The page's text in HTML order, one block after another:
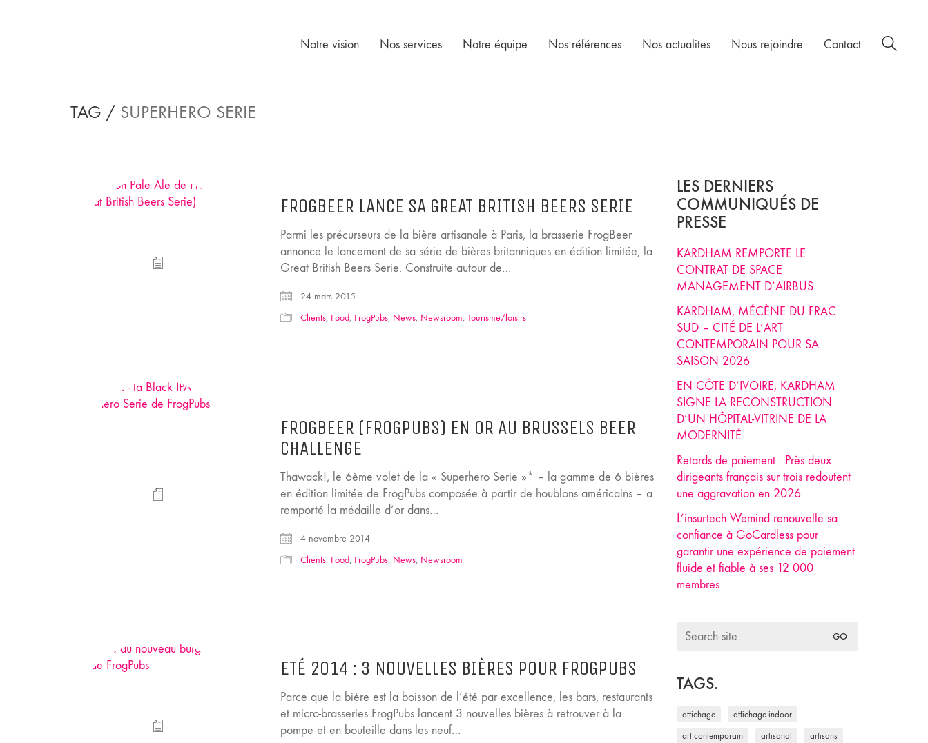
Notre vision Nos services Notre équipe Nos références Nos actualites Nous rejoindre Contact
TAG / SUPERHERO SERIE
FROGBEER LANCE SA GREAT BRITISH BEERS SERIE
Parmi les précurseurs de la bière artisanale à Paris, la brasserie FrogBeer
annonce le lancement de sa série de bières britanniques en édition limitée, la
Great British Beers Serie. Construite autour de…
24 mars 2015
Clients, Food, FrogPubs, News, Newsroom,Tourisme/loisirs
FROGBEER (FROGPUBS) EN OR AU BRUSSELS BEER
CHALLENGE
Thawack!, le 6ème volet de la « Superhero Serie »* – la gamme de 6 bières
en édition limitée de FrogPubs composée à partir de houblons américains – a
remporté la médaille d’or dans…
4 novembre 2014
Clients, Food, FrogPubs, News, Newsroom
ETÉ 2014 : 3 NOUVELLES BIÈRES POUR FROGPUBS
Parce que la bière est la boisson de l’été par excellence, les bars, restaurants
et micro-brasseries FrogPubs lancent 3 nouvelles bières à retrouver à la
pompe et en bouteille dans les neuf…
LES DERNIERS
COMMUNIQUÉS DE
PRESSE
KARDHAM REMPORTE LE
CONTRAT DE SPACE
MANAGEMENT D’AIRBUS
KARDHAM, MÉCÈNE DU FRAC
SUD – CITÉ DE L’ART
CONTEMPORAIN POUR SA
SAISON 2026
EN CÔTE D’IVOIRE, KARDHAM
SIGNE LA RECONSTRUCTION
D’UN HÔPITAL-VITRINE DE LA
MODERNITÉ
Retards de paiement : Près deux
dirigeants français sur trois redoutent
une aggravation en 2026
L’insurtech Wemind renouvelle sa
confiance à GoCardless pour
garantir une expérience de paiement
fluide et fiable à ses 12 000
membres
Search
TAGS.
affichage affichage indoor
art contemporain artisanat artisans